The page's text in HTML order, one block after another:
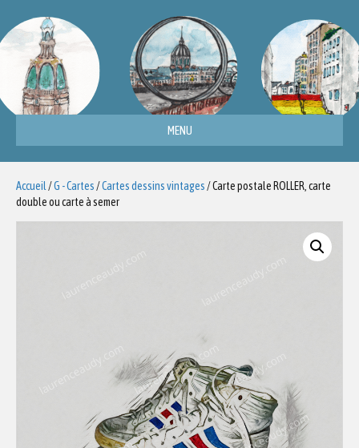
MENU
Accueil /G - Cartes /Cartes dessins vintages / Carte postale ROLLER, carte
double ou carte à semer